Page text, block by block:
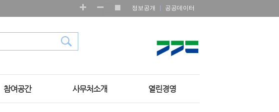
정보공개 공공데이터
참여공간 사무처소개 열린경영